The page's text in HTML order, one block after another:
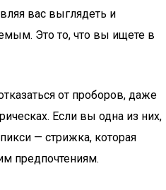
вас выглядеть и
Это то, что вы ищете в
от проборов, даже
Если вы одна из них,
— стрижка, которая
предпочтениям.